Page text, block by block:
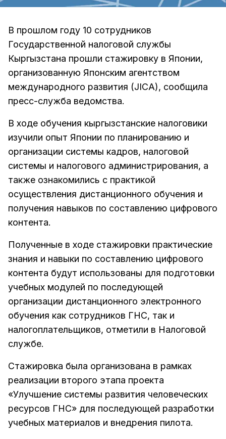
В прошлом году 10 сотрудников
Государственной налоговой службы
Кыргызстана прошли стажировку в Японии,
организованную Японским агентством
международного развития (JICA), сообщила
пресс-служба ведомства.
В ходе обучения кыргызстанские налоговики
изучили опыт Японии по планированию и
организации системы кадров, налоговой
системы и налогового администрирования, а
также ознакомились с практикой
осуществления дистанционного обучения и
получения навыков по составлению цифрового
контента.
Полученные в ходе стажировки практические
знания и навыки по составлению цифрового
контента будут использованы для подготовки
учебных модулей по последующей
организации дистанционного электронного
обучения как сотрудников ГНС, так и
налогоплательщиков, отметили в Налоговой
службе.
Стажировка была организована в рамках
реализации второго этапа проекта
«Улучшение системы развития человеческих
ресурсов ГНС» для последующей разработки
учебных материалов и внедрения пилота.